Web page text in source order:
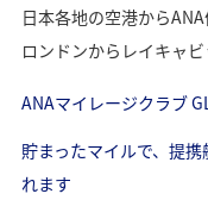
日本各地の空港からANA
ロンドンからレイキャ
ANAマイレージクラブ
貯まったマイルで、提
れます